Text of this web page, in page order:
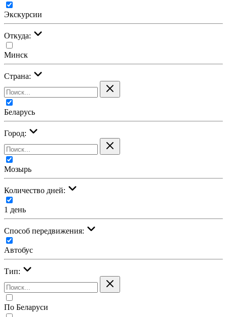
Экскурсии
Откуда:
Минск
Страна:
Беларусь
Город:
Мозырь
Количество дней:
1 день
Cпособ передвижения:
Автобус
Тип:
По Беларуси